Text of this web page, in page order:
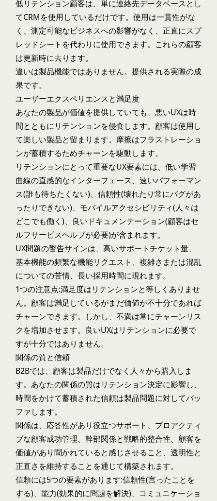
低リテンション顧客は、単に連絡先データベースとし
てCRMを使用しているだけです。使用は一貫性がな
く、測定可能なビジネスへの影響がなく、正直にスプ
レッドシートを代わりに使用できます。これらの顧客
は更新時に去ります。
違いは製品機能ではありません。提供される実際の成
果です。
ユーザーエクスペリエンスと満足度
あなたの製品が価値を提供していても、悪いUXは時
間とともにリテンションを侵食します。顧客は使用し
て楽しい製品と留まります。摩擦はフラストレーショ
ンが蓄積するためチャーンを駆動します。
リテンションにとって重要なUX要素には、低い学習
曲線の直感的なインターフェース、速いパフォーマン
ス(誰も待ちたくない)、信頼性(壊れたり常にバグがあ
ったりできない)、モバイルアクセシビリティ(人々は
どこでも働く)、良いドキュメンテーション(顧客はセ
ルフサービスヘルプが必要)が含まれます。
UX問題の警告サインは、高いサポートチケット量、
基本機能の頻繁な機能リクエスト、複雑さまたは混乱
についての苦情、長い採用時間に現れます。
1つの注意点:満足度はリテンションと等しくありませ
ん。顧客は満足しているがまだ価値が不十分であれば
チャーンできます。しかし、不満は常にチャーンリス
クを増加させます。良いUXはリテンションに必要で
すが十分ではありません。
関係の質と信頼
B2Bでは、顧客は製品だけでなく人々から購入しま
す。あなたの関係の質はリテンション決定に影響し、
時間をかけて蓄積された信頼は製品問題に対してバッ
ファします。
関係は、応答性があり役立つサポート、プロアクティ
ブな顧客成功管理、幹部関係と戦略的整合性、顧客を
価値があり聞かれていると感じさせること、透明性と
正直さを維持することを通じて構築されます。
信頼には5つの要素があります:信頼性(言ったことを
する)、能力(効果的に問題を解決)、コミュニケーショ